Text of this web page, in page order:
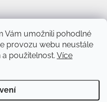
Vám umožnili pohodlné
provozu webu neustále
použitelnost. Více